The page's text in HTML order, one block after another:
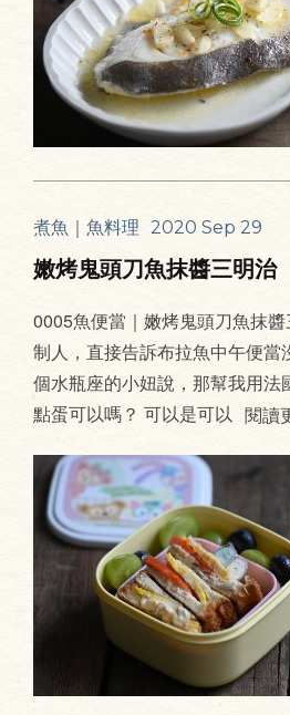
煮魚｜魚料理 2020 Sep 29
嫩烤鬼頭刀魚抹醬三明治
0005魚便當｜嫩烤鬼頭刀魚抹
制人，直接告訴布拉魚中午便當
個水瓶座的小妞說，那幫我用法
點蛋可以嗎？ 可以是可以 閱讀